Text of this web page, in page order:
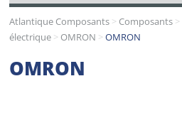
Atlantique Composants > Composants >
électrique > OMRON >OMRON
OMRON